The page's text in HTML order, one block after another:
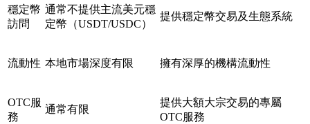
穩定幣
訪問
通常不提供主流美元穩
定幣（USDT/USDC）
提供穩定幣交易及生態系統
流動性 本地市場深度有限 擁有深厚的機構流動性
OTC服
務
通常有限
提供大額大宗交易的專屬
OTC服務